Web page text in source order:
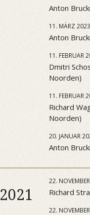
Anton
11. MÄRZ 2023
Anton
11. FEBRUAR
Dmitri
Noorden)
11. FEBRUAR
Richard
Noorden)
20. JANUAR
Anton
2021
22.
Richard
22.